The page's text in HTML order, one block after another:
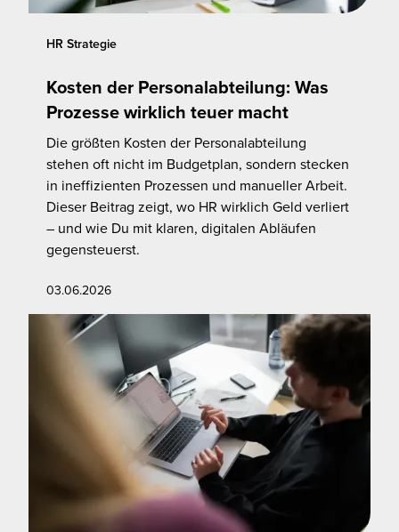
HR Strategie
Kosten der Personalabteilung: Was
Prozesse wirklich teuer macht
Die größten Kosten der Personalabteilung
stehen oft nicht im Budgetplan, sondern stecken
in ineffizienten Prozessen und manueller Arbeit.
Dieser Beitrag zeigt, wo HR wirklich Geld verliert
– und wie Du mit klaren, digitalen Abläufen
gegensteuerst.
03.06.2026